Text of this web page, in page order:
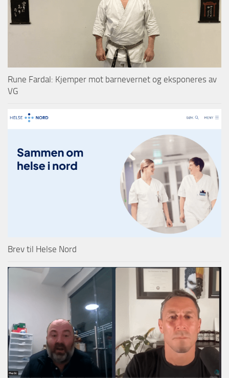
Rune Fardal: Kjemper mot barnevernet og eksponeres av
VG
Brev til Helse Nord